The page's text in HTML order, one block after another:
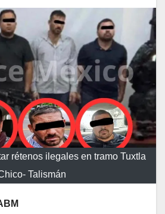
rétenos ilegales en tramo Tuxtla
Talismán